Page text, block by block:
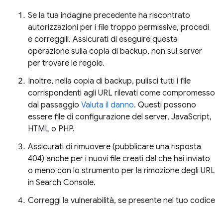
Se la tua indagine precedente ha riscontrato
autorizzazioni per i file troppo permissive, procedi
e correggili. Assicurati di eseguire questa
operazione sulla copia di backup, non sul server
per trovare le regole.
Inoltre, nella copia di backup, pulisci tutti i file
corrispondenti agli URL rilevati come compromesso
dal passaggio Valuta il danno. Questi possono
essere file di configurazione del server, JavaScript,
HTML o PHP.
Assicurati di rimuovere (pubblicare una risposta
404) anche per i nuovi file creati dal che hai inviato
o meno con lo strumento per la rimozione degli URL
in Search Console.
Correggi la vulnerabilità, se presente nel tuo codice